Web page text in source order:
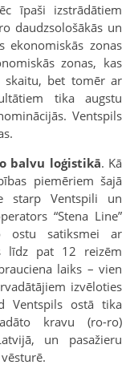
īpaši izstrādātiem
daudzsološākās un
ekonomiskās zonas
zonas, kas
skaitu, bet tomēr ar
tika augstu
Ventspils
balvu loģistikā. Kā
piemēriem šajā
starp Ventspili un
“Stena Line”
ostu satiksmei ar
līdz pat 12 reizēm
laiks – vien
izvēloties
Ventspils ostā tika
kravu (ro-ro)
un pasažieru